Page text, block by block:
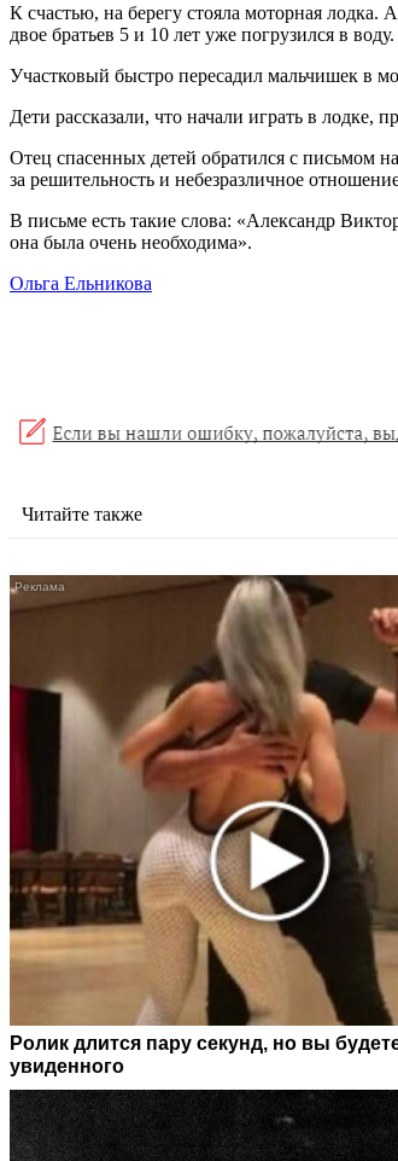
К счастью, на берегу стояла моторная
двое братьев 5 и 10 лет уже погрузился в воду.
Участковый быстро пересадил мальчишек в
Дети рассказали, что начали играть в лодке,
Отец спасенных детей обратился с письмом
за решительность и небезразличное
В письме есть такие слова: «Александр
она была очень необходима».
Ольга Ельникова
Читайте также
Ролик длится пару секунд, но вы
увиденного